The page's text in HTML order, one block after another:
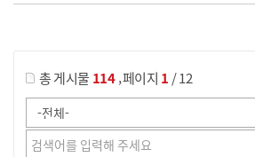
총 게시물 114,페이지 1 / 12